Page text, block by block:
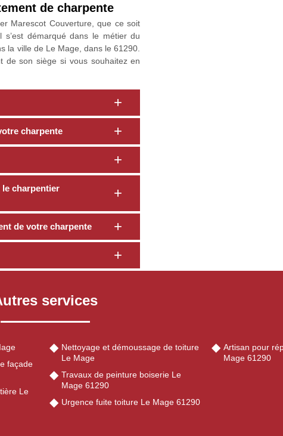
de charpente
Marescot Couverture, que ce soit
démarqué dans le métier du
la ville de Le Mage, dans le 61290.
de son siège si vous souhaitez en
charpente
le charpentier
de votre charpente
services
façade
Le
Nettoyage et démoussage de toiture
Le Mage
Travaux de peinture boiserie Le
Mage 61290
Urgence fuite toiture Le Mage 61290
Artisan pour
Mage 61290